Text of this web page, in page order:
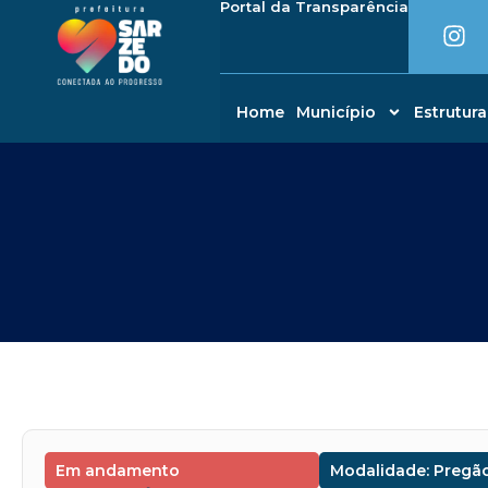
conteúdo Portal da Transparência
n
t
a
Home Município Estrutura
Em andamento Modalidade: